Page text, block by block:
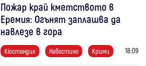
Пожар край кметството в
Еремия: Огънят заплашва да
навлезе в гора
Кюстендил Невестино Крими 18:09